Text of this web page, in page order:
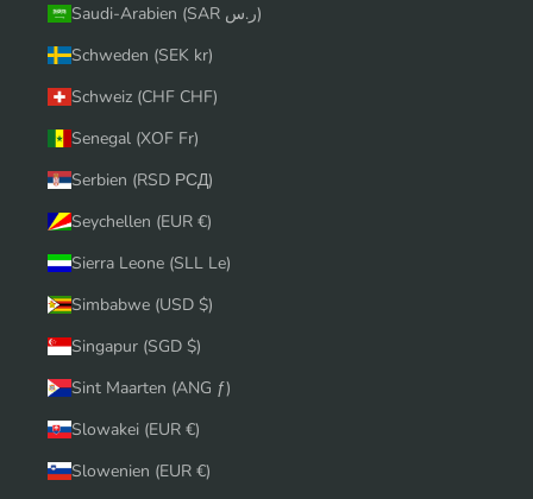
Saudi-Arabien (SAR ر.س)
Schweden (SEK kr)
Schweiz (CHF CHF)
Senegal (XOF Fr)
Serbien (RSD РСД)
Seychellen (EUR €)
Sierra Leone (SLL Le)
Simbabwe (USD $)
Singapur (SGD $)
Sint Maarten (ANG ƒ)
Slowakei (EUR €)
Slowenien (EUR €)